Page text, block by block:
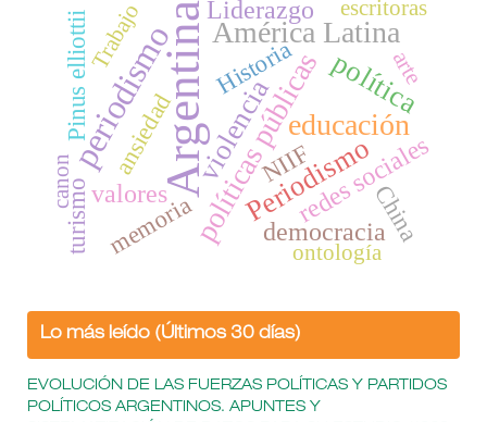
Argentina
periodismo educación
políticas públicas
América Latina
Periodismo
política
violencia
Liderazgo
redes sociales
valores
democraciaChina
ansiedad
Historia
Pinus elliottii
memoria
turismo
NIIF
canon
escritoras
Trabajo
ontología
arte
Lo más leído (Últimos 30 días)
EVOLUCIÓN DE LAS FUERZAS POLÍTICAS Y PARTIDOS
POLÍTICOS ARGENTINOS. APUNTES Y